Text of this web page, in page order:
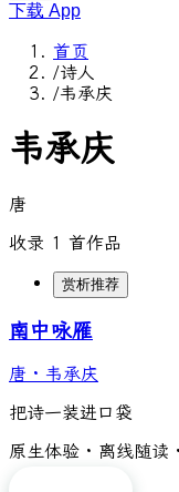
下载 App
首页
/诗人
/韦承庆
韦承庆
唐
收录 1 首作品
赏析推荐
南中咏雁
唐 · 韦承庆
把诗一装进口袋
原生体验 · 离线随读